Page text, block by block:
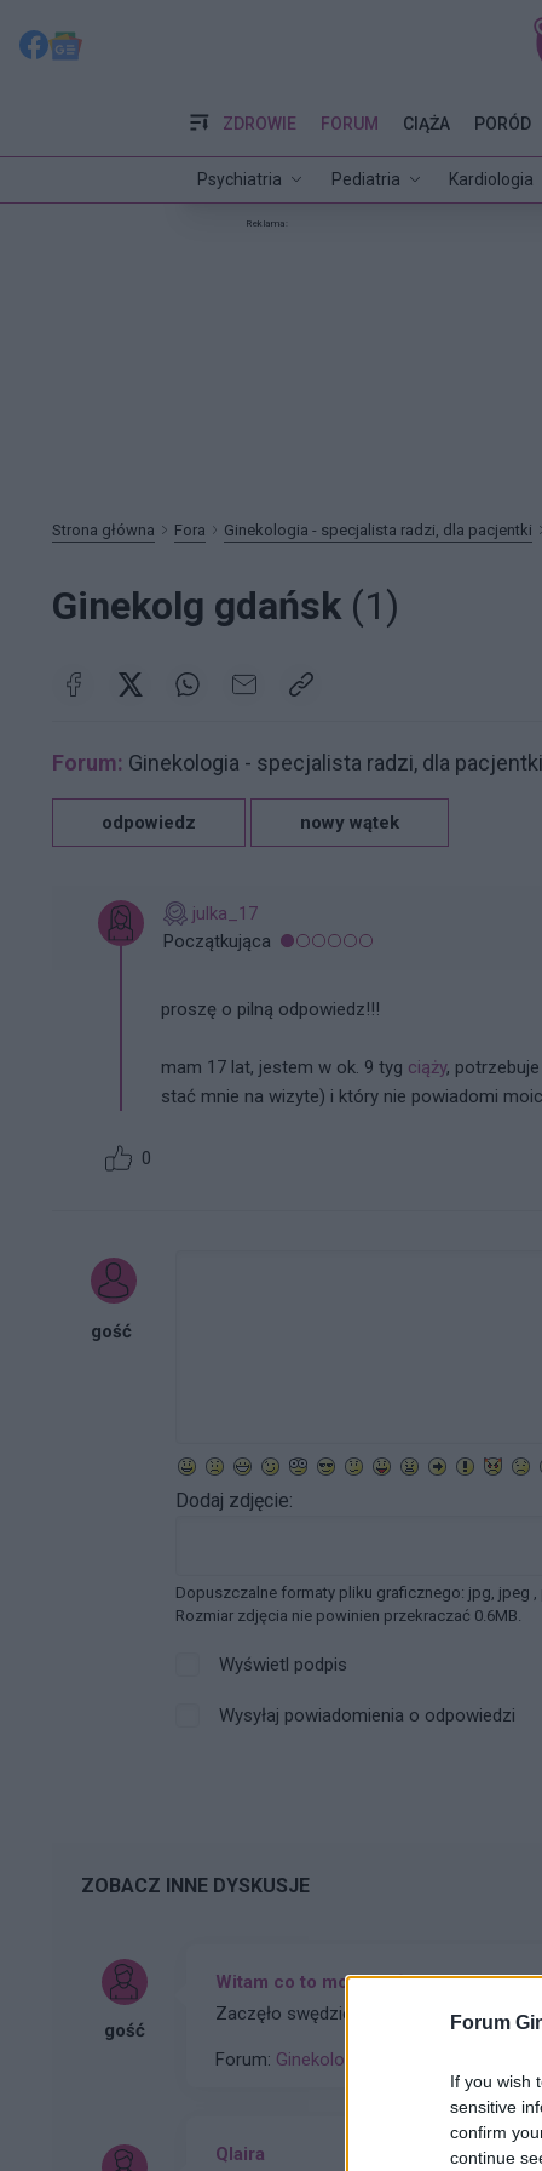
Forum
If you wish
sensitive
confirm
continue
ZDROWIE
Psychiatria Pediatria Kardiologia
FORUM CIĄŻA PORÓD
Reklama:
Strona główna Fora Ginekologia - specjalista radzi, dla pacjentki
Ginekolg gdańsk (1)
Forum: Ginekologia - specjalista radzi, dla pacjentki
odpowiedz nowy wątek
julka_17
Początkująca
proszę o pilną odpowiedz!!!
mam 17 lat, jestem w ok. 9 tyg ciąży,
stać mnie na wizyte) i który nie powiadomi
0
gość
Dodaj zdjęcie:
Dopuszczalne formaty pliku graficznego: jpg, jpeg ,
Rozmiar zdjęcia nie powinien przekraczać 0.6MB.
Wyświetl podpis
Wysyłaj powiadomienia o odpowiedzi
ZOBACZ INNE DYSKUSJE
gość
Witam co to może być ?
Zaczęło swędzieć i zobaczyłam to
Forum: Ginekologia - specjalista radzi, dla
Qlaira